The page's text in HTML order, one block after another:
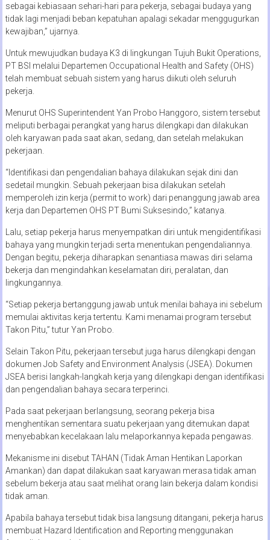
sebagai kebiasaan sehari-hari para pekerja, sebagai budaya yang
tidak lagi menjadi beban kepatuhan apalagi sekadar menggugurkan
kewajiban,” ujarnya.
Untuk mewujudkan budaya K3 di lingkungan Tujuh Bukit Operations,
PT BSI melalui Departemen Occupational Health and Safety (OHS)
telah membuat sebuah sistem yang harus diikuti oleh seluruh
pekerja.
Menurut OHS Superintendent Yan Probo Hanggoro, sistem tersebut
meliputi berbagai perangkat yang harus dilengkapi dan dilakukan
oleh karyawan pada saat akan, sedang, dan setelah melakukan
pekerjaan.
“Identifikasi dan pengendalian bahaya dilakukan sejak dini dan
sedetail mungkin. Sebuah pekerjaan bisa dilakukan setelah
memperoleh izin kerja (permit to work) dari penanggung jawab area
kerja dan Departemen OHS PT Bumi Suksesindo,” katanya.
Lalu, setiap pekerja harus menyempatkan diri untuk mengidentifikasi
bahaya yang mungkin terjadi serta menentukan pengendaliannya.
Dengan begitu, pekerja diharapkan senantiasa mawas diri selama
bekerja dan mengindahkan keselamatan diri, peralatan, dan
lingkungannya.
“Setiap pekerja bertanggung jawab untuk menilai bahaya ini sebelum
memulai aktivitas kerja tertentu. Kami menamai program tersebut
Takon Pitu,” tutur Yan Probo.
Selain Takon Pitu, pekerjaan tersebut juga harus dilengkapi dengan
dokumen Job Safety and Environment Analysis (JSEA). Dokumen
JSEA berisi langkah-langkah kerja yang dilengkapi dengan identifikasi
dan pengendalian bahaya secara terperinci.
Pada saat pekerjaan berlangsung, seorang pekerja bisa
menghentikan sementara suatu pekerjaan yang ditemukan dapat
menyebabkan kecelakaan lalu melaporkannya kepada pengawas.
Mekanisme ini disebut TAHAN (Tidak Aman Hentikan Laporkan
Amankan) dan dapat dilakukan saat karyawan merasa tidak aman
sebelum bekerja atau saat melihat orang lain bekerja dalam kondisi
tidak aman.
Apabila bahaya tersebut tidak bisa langsung ditangani, pekerja harus
membuat Hazard Identification and Reporting menggunakan